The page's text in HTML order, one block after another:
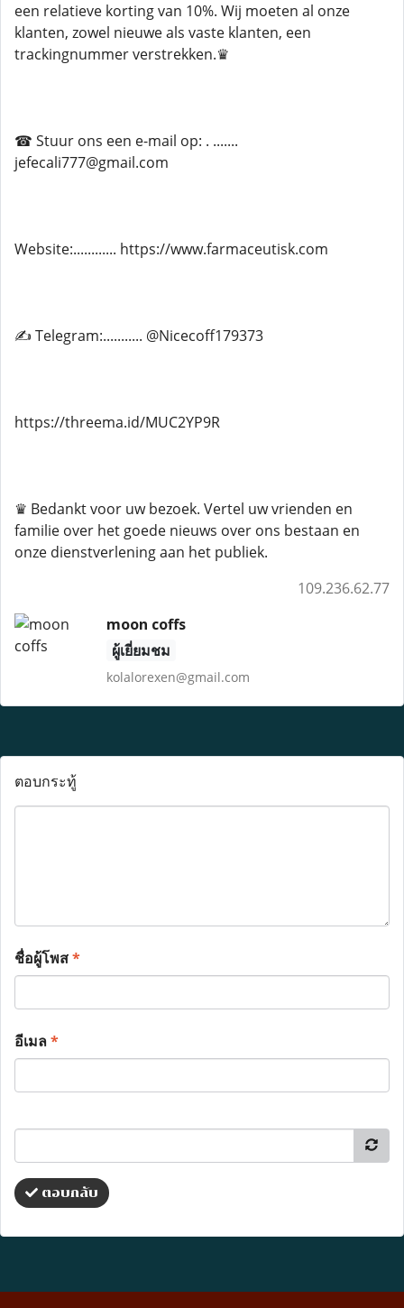
een relatieve korting van 10%. Wij moeten al onze
klanten, zowel nieuwe als vaste klanten, een
trackingnummer verstrekken.♛
☎ Stuur ons een e-mail op: . .......
jefecali777@gmail.com
Website:............ https://www.farmaceutisk.com
✍ Telegram:........... @Nicecoff179373
https://threema.id/MUC2YP9R
♛ Bedankt voor uw bezoek. Vertel uw vrienden en
familie over het goede nieuws over ons bestaan ​​en
onze dienstverlening aan het publiek.
109.236.62.77
moon coffs
ผู้เยี่ยมชม
kolalorexen@gmail.com
ตอบกระทู้
ชื่อผู้โพส*
อีเมล*
ตอบกลับ